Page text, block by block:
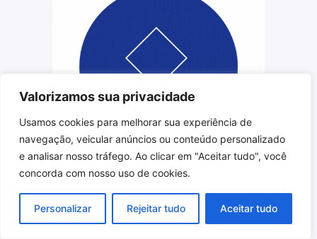
Valorizamos sua privacidade
Usamos cookies para melhorar sua experiência de
navegação, veicular anúncios ou conteúdo personalizado
e analisar nosso tráfego. Ao clicar em "Aceitar tudo", você
concorda com nosso uso de cookies.
Personalizar Rejeitar tudo Aceitar tudo